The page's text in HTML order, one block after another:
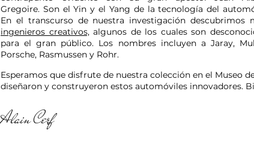
Gregoire. Son el Yin y el Yang de la tecnología del
En el transcurso de nuestra investigación descubrimos
ingenieros creativos,algunos de los cuales son
para el gran público. Los nombres incluyen a Jaray,
Porsche, Rasmussen y Rohr.
Esperamos que disfrute de nuestra colección en el Museo
diseñaron y construyeron estos automóviles innovadores.
Alain Cerf